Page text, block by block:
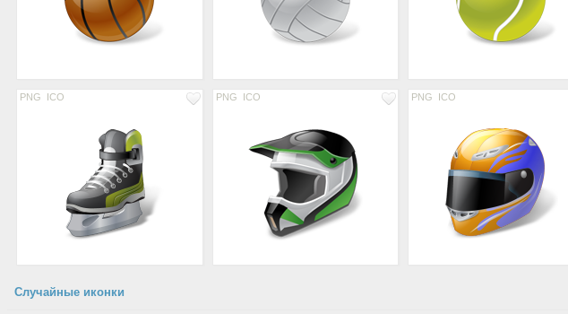
PNG ICO PNG ICO PNG ICO
Случайные иконки